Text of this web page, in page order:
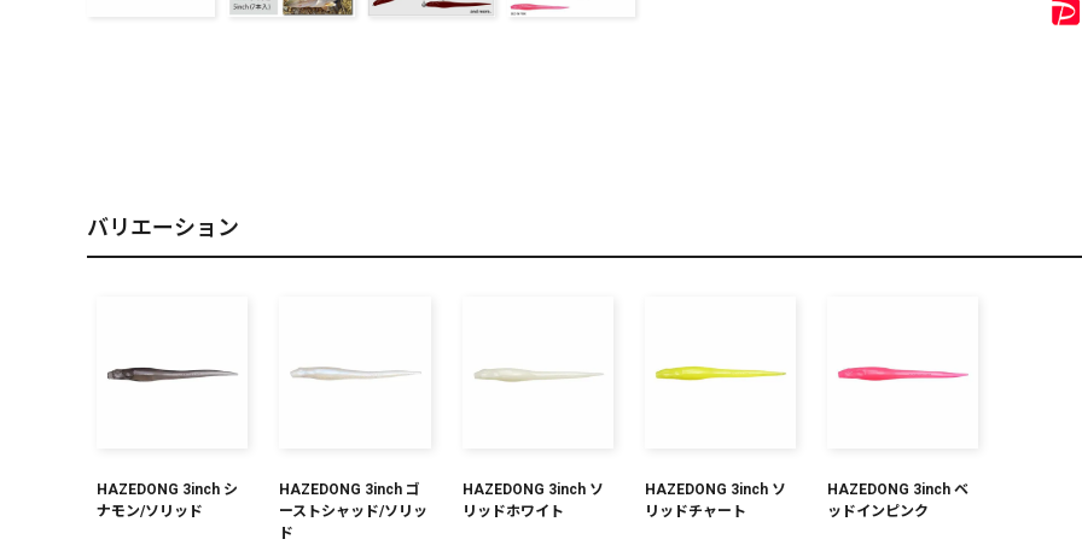
バリエーション
HAZEDONG 3inch シ
ナモン/ソリッド
HAZEDONG 3inch ゴ
ーストシャッド/ソリッ
ド
HAZEDONG 3inch ソ
リッドホワイト
HAZEDONG 3inch ソ
リッドチャート
HAZEDONG 3inch ベ
ッドインピンク